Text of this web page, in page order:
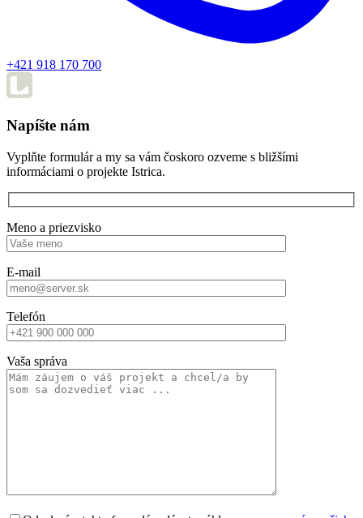
+421 918 170 700
Napíšte nám
Vyplňte formulár a my sa vám čoskoro ozveme s bližšími
informáciami o projekte Istrica.
Meno a priezvisko
E-mail
Telefón
Vaša správa